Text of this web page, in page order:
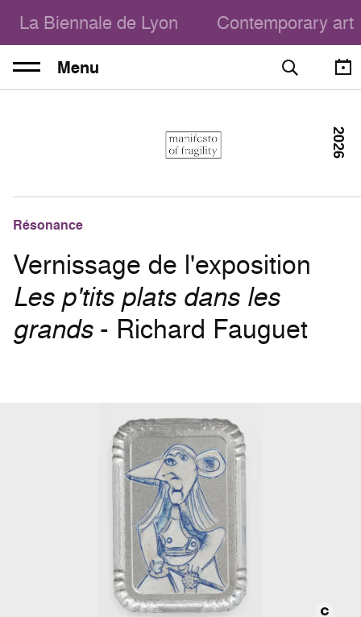
La Biennale de Lyon Contemporary art
Menu
Résonance
Vernissage de l'exposition
Les p'tits plats dans les
grands- Richard Fauguet
2026